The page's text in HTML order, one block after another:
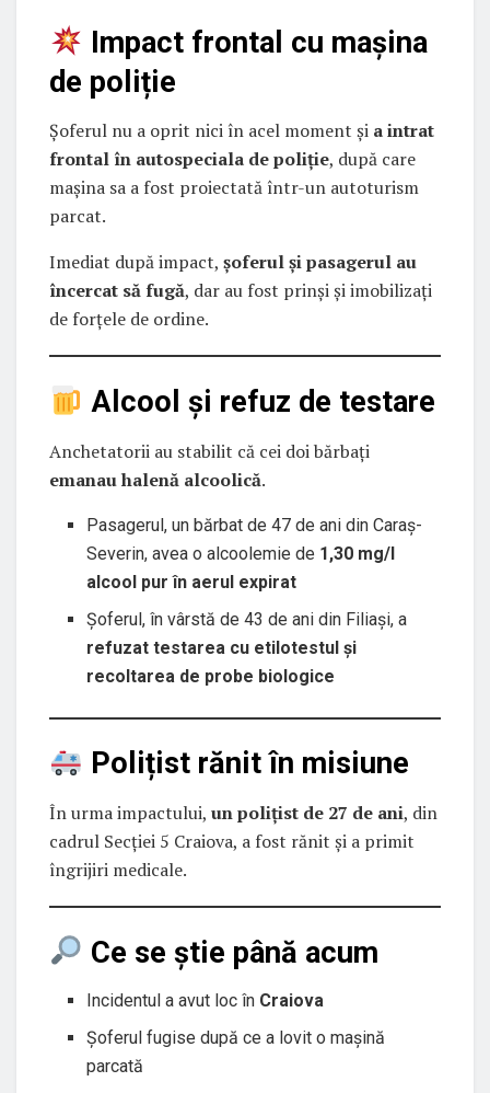
Impact frontal cu mașina
de poliție
Șoferul nu a oprit nici în acel moment și a intrat
frontal în autospeciala de poliție, după care
mașina sa a fost proiectată într-un autoturism
parcat.
Imediat după impact, șoferul și pasagerul au
încercat să fugă, dar au fost prinși și imobilizați
de forțele de ordine.
Alcool și refuz de testare
Anchetatorii au stabilit că cei doi bărbați
emanau halenă alcoolică.
Pasagerul, un bărbat de 47 de ani din Caraș-
Severin, avea o alcoolemie de 1,30 mg/l
alcool pur în aerul expirat
Șoferul, în vârstă de 43 de ani din Filiași, a
refuzat testarea cu etilotestul și
recoltarea de probe biologice
Polițist rănit în misiune
În urma impactului, un polițist de 27 de ani, din
cadrul Secției 5 Craiova, a fost rănit și a primit
îngrijiri medicale.
Ce se știe până acum
Incidentul a avut loc în Craiova
Șoferul fugise după ce a lovit o mașină
parcată